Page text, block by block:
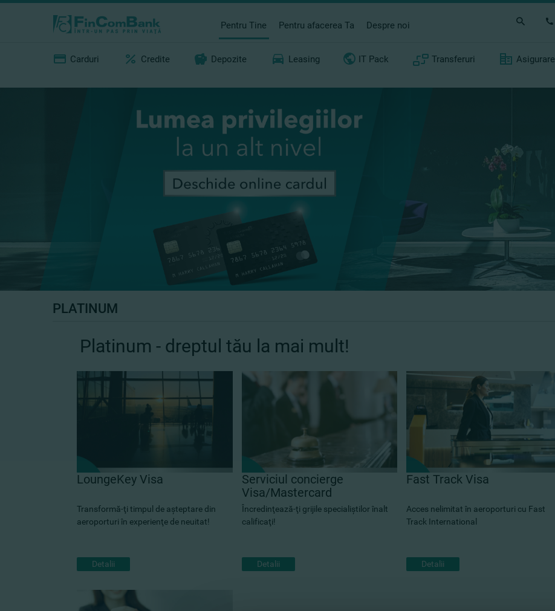
Pentru Tine Pentru afacerea Ta Despre noi
Carduri Credite Depozite Leasing IT Pack Transferuri Asigurare
PLATINUM
Platinum - dreptul tău la mai mult!
LoungeKey Visa
Transformă-ţi timpul de aşteptare din
aeroporturi în experienţe de neuitat!
Detalii
Serviciul concierge
Visa/Mastercard
Încredinţează-ţi grijile specialiştilor înalt
calificaţi!
Detalii
Fast Track Visa
Acces nelimitat în aeroporturi cu Fast
Track International
Detalii